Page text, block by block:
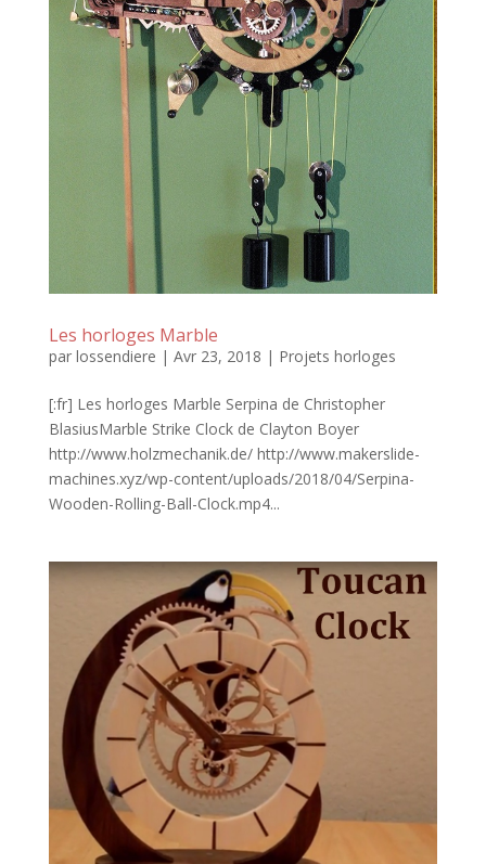
Les horloges Marble
par lossendiere | Avr 23, 2018 | Projets horloges
[:fr] Les horloges Marble Serpina de Christopher
BlasiusMarble Strike Clock de Clayton Boyer
http://www.holzmechanik.de/ http://www.makerslide-
machines.xyz/wp-content/uploads/2018/04/Serpina-
Wooden-Rolling-Ball-Clock.mp4...